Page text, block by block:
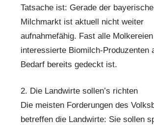
Tatsache ist: Gerade der
Milchmarkt ist aktuell nicht weiter
aufnahmefähig. Fast alle
interessierte Biomilch-Produzenten
Bedarf bereits gedeckt ist.
2. Die Landwirte sollen’s richten
Die meisten Forderungen des
betreffen die Landwirte: Sie sollen